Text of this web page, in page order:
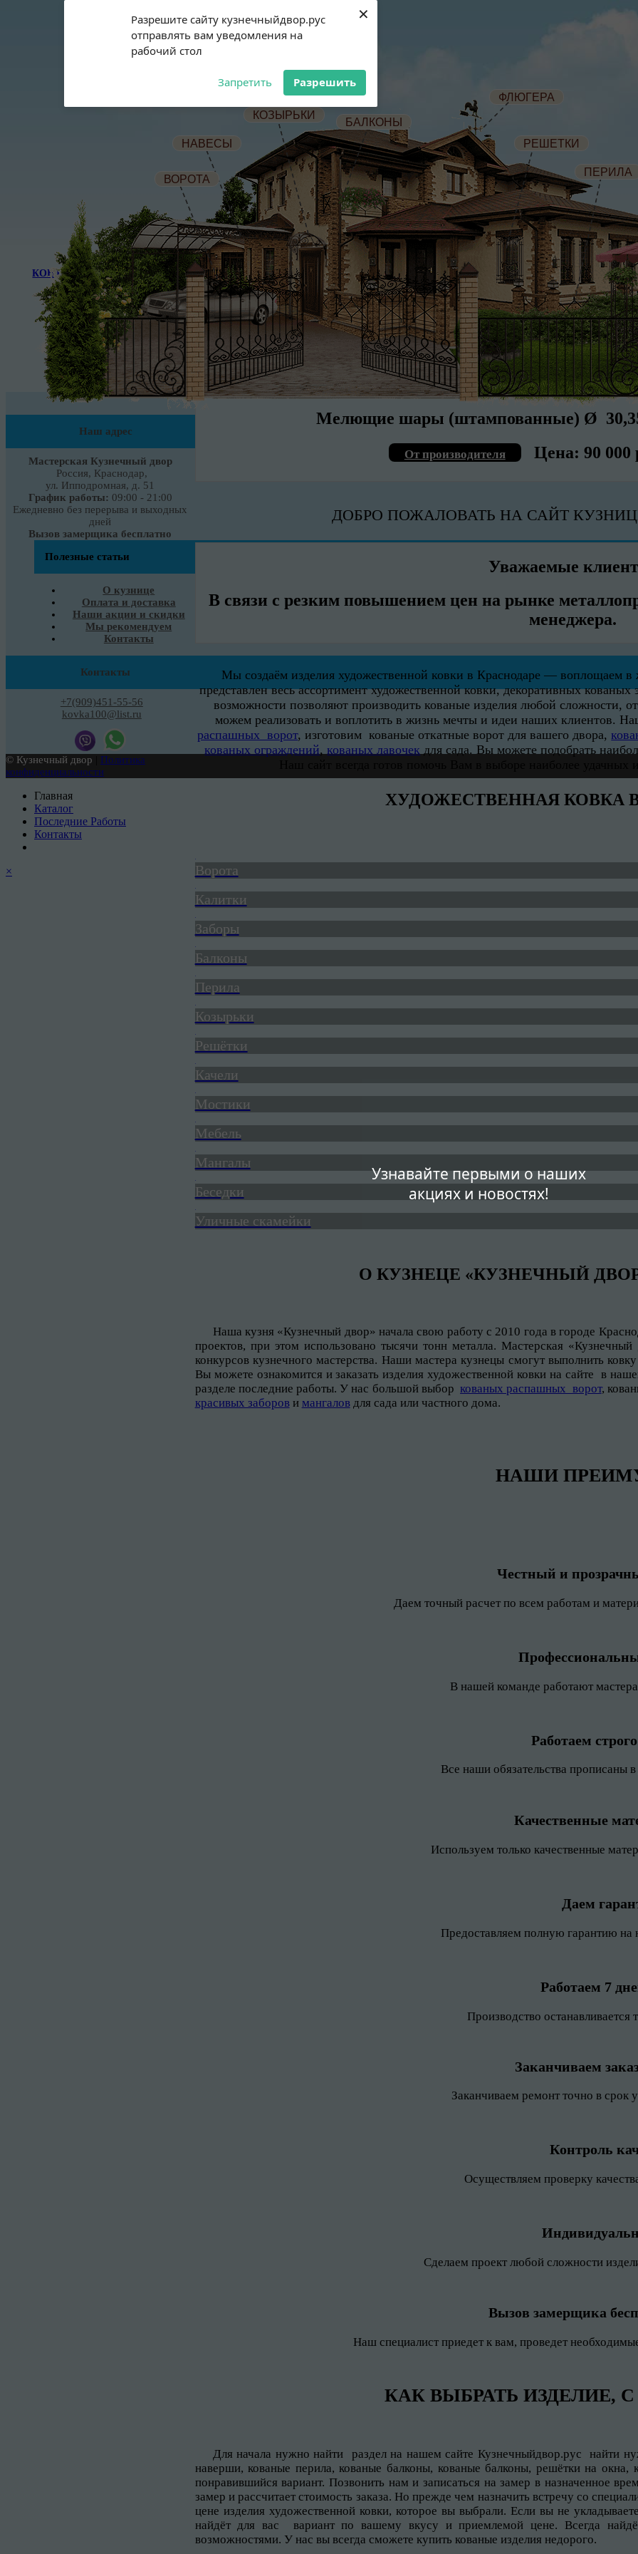
Разрешите сайту кузнечныйдвор.рус
отправлять вам уведомления на
рабочий стол
Запретить Разрешить
×
Узнавайте первыми о наших
акциях и новостях!
notifications!
To enable permission prompts, click
on the notification icon
ПОСЛЕДНИЕ РАБОТЫ
КОНТАКТЫ
ВОРОТА
НАВЕСЫ
КОЗЫРЬКИ
БАЛКОНЫ
ФЛЮГЕРА
РЕШЕТКИ
ПЕРИЛА
Мелющие шары (штампованные) Ø
От производителя Цена: 90 000
ДОБРО ПОЖАЛОВАТЬ НА САЙТ
Уважаемые
В связи с резким повышением цен на рынке
менеджера.
Мы создаём изделия художественной ковки в Краснодаре — воплощаем
представлен весь ассортимент художественной ковки, декоративных
возможности позволяют производить кованые изделия любой сложности,
можем реализовать и воплотить в жизнь мечты и идеи наших клиентов.
распашных ворот, изготовим кованые откатные ворот для вашего двора,
кованых ограждений,кованых лавочек для сада. Вы можете подобрать
ХУДОЖЕСТВЕННАЯ КОВКА
Ворота
Калитки
Заборы
Балконы
Перила
Козырьки
Решётки
Качели
Мостики
Мебель
Мангалы
Беседки
Уличные скамейки
О КУЗНЕЦЕ «КУЗНЕЧНЫЙ
Наша кузня «Кузнечный двор» начала свою работу с 2010 года в городе
проектов, при этом использовано тысячи тонн металла. Мастерская
конкурсов кузнечного мастерства. Наши мастера кузнецы смогут выполнить
Вы можете ознакомится и заказать изделия художественной ковки на сайте в
разделе последние работы. У нас большой выборкованых распашных ворот,
красивых заборови мангаловдля сада или частного дома.
НАШИ
Честный и
Даем точный расчет по всем работам и
В нашей команде работают
Работаем
Все наши обязательства прописаны
Качественные
Используем только качественные
Даем
Предоставляем полную гарантию на
Работаем 7
Производство останавливается
Заканчиваем
Заканчиваем ремонт точно в срок
Контроль
Осуществляем проверку
Сделаем проект любой сложности
Вызов замерщика
Наш специалист приедет к вам, проведет
КАК ВЫБРАТЬ ИЗДЕЛИЕ,
Для начала нужно найти раздел на нашем сайте Кузнечныйдвор.рус найти
наверши, кованые перила, кованые балконы, кованые балконы, решётки на окна,
понравившийся вариант. Позвонить нам и записаться на замер в назначенное
замер и рассчитает стоимость заказа. Но прежде чем назначить встречу со
цене изделия художественной ковки, которое вы выбрали. Если вы не
найдёт для вас вариант по вашему вкусу и приемлемой цене. Всегда
возможностями. У нас вы всегда сможете купить кованые изделия недорого.
Наш адрес
Мастерская Кузнечный двор
Россия, Краснодар,
ул. Ипподромная, д. 51
График работы: 09:00 - 21:00
Ежедневно без перерыва и выходных
дней
Вызов замерщика бесплатно
Полезные статьи
О кузнице
Оплата и доставка
Наши акции и скидки
Мы рекомендуем
Контакты
Контакты
+7(909)451-55-56
kovka100@list.ru
© Кузнечный двор
Политика
конфиденциальности
Главная
Каталог
Последние Работы
Контакты
×